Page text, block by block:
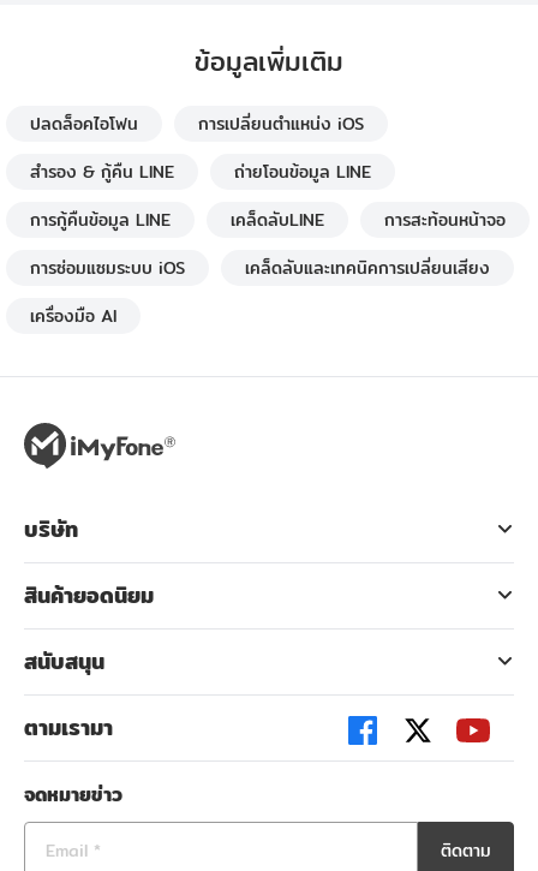
ข้อมูลเพิ่มเติม
ปลดล็อคไอโฟน
การเปลี่ยนตำแหน่ง iOS
สำรอง & กู้คืน LINE
ถ่ายโอนข้อมูล LINE
การกู้คืนข้อมูล LINE
เคล็ดลับLINE
การสะท้อนหน้าจอ
การซ่อมแซมระบบ iOS
เคล็ดลับและเทคนิคการเปลี่ยนเสียง
เครื่องมือ AI
บริษัท
สินค้ายอดนิยม
สนับสนุน
ตามเรามา
จดหมายข่าว
ติดตาม